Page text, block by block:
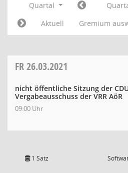
Quartal
Aktuell
Gremium
FR26.03.2021
nicht öffentliche Sitzung der
Vergabeausschuss der VRR AöR
09:00 Uhr
1 Satz